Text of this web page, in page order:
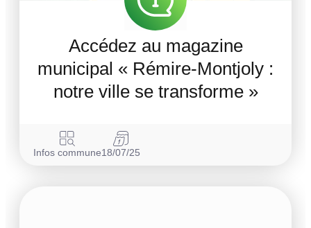
Accédez au magazine
municipal « Rémire-Montjoly :
notre ville se transforme »
Infos commune18/07/25